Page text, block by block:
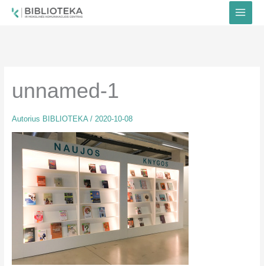
unnamed-1
Autorius BIBLIOTEKA / 2020-10-08